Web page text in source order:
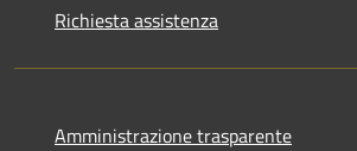
Richiesta assistenza
Amministrazione trasparente